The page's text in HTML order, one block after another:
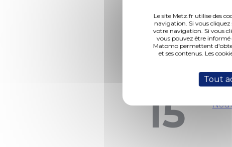
Le site Metz.fr utilise des
navigation. Si vous cliquez
votre navigation. Si vous
vous pouvez être informé
Matomo permettent
et ses contenus. Les
Tout
POINT
14
M.
15
M.